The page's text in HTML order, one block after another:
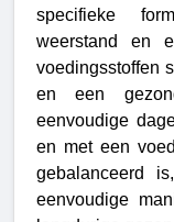
specifieke
weerstand en
voedingsstoffen
en een
eenvoudige
en met een
gebalanceerd
eenvoudige